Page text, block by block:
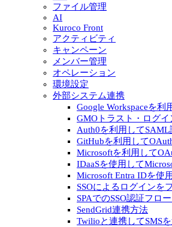
ファイル管理
AI
Kuroco Front
アクティビティ
キャンペーン
メンバー管理
オペレーション
環境設定
外部システム連携
Google Workspaceを利
GMOトラスト・ログ
Auth0を利用してSAML
GitHubを利用して
Microsoftを利用して
IDaaSを使用して
Microsoft Entra IDを使
SSOによるログインを
SPAでのSSO認証フロ
SendGrid連携方法
Twilioと連携してSMS